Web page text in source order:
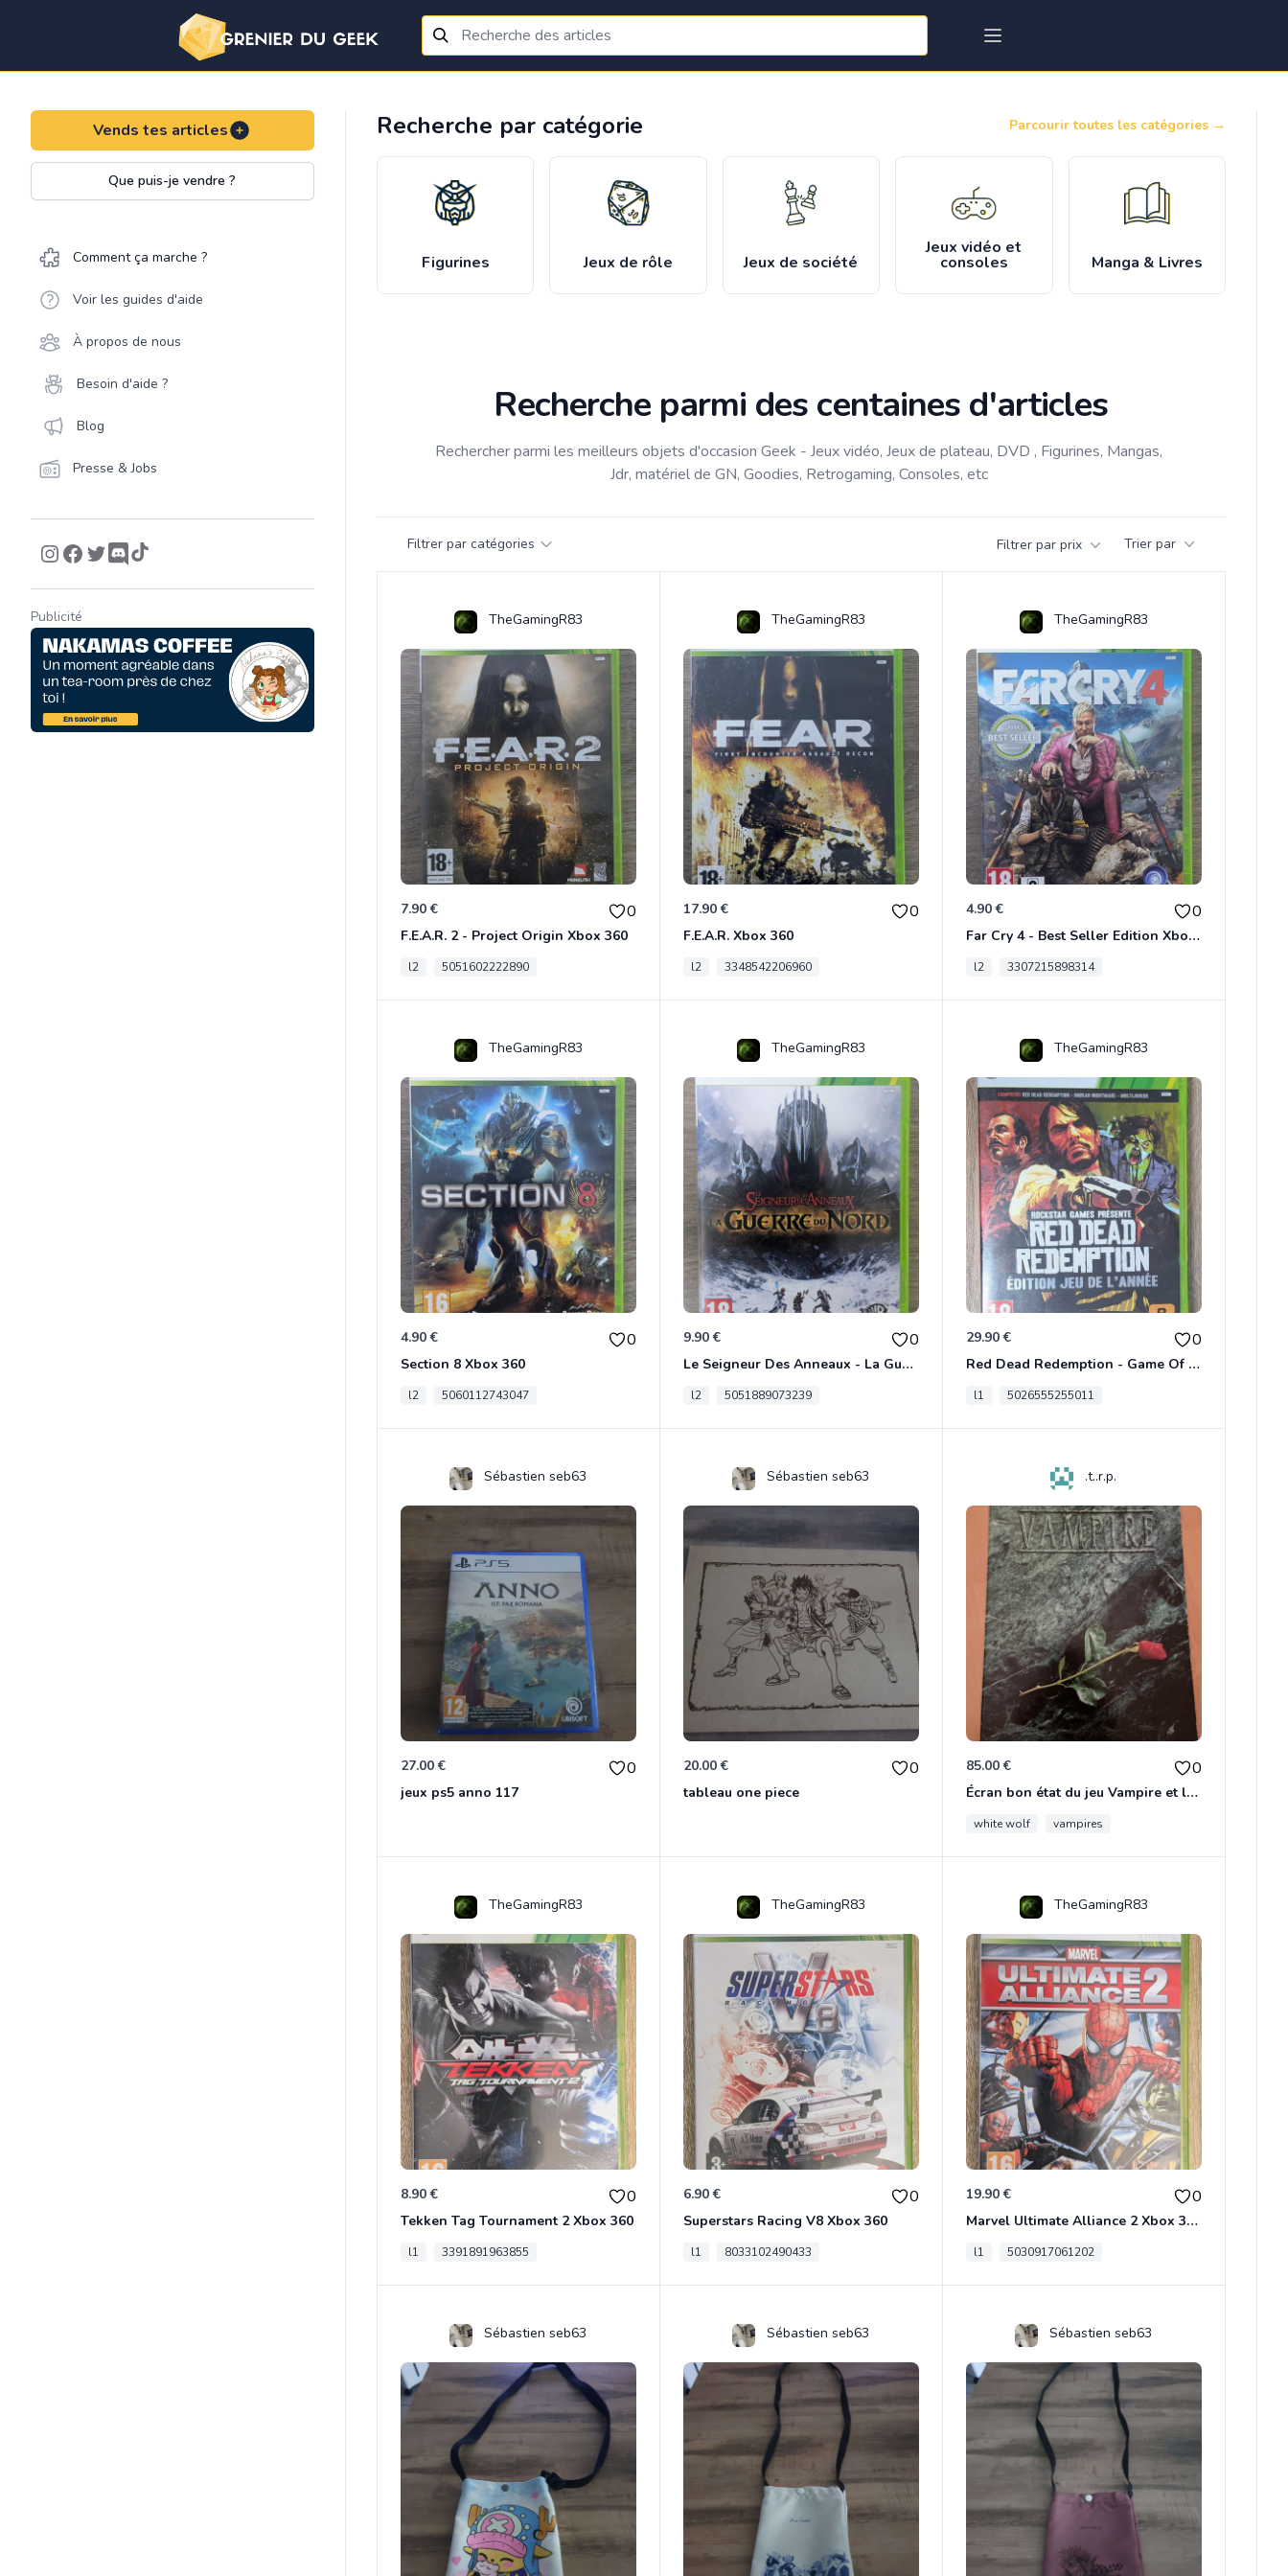
Vends tes articles
Que puis-je vendre ?
Comment ça marche ?
Voir les guides d'aide
À propos de nous
Besoin d'aide ?
Blog
Presse & Jobs
Publicité
Recherche par catégorie Parcourir toutes les catégories →
Figurines Jeux de rôle Jeux de société
Jeux vidéo et
consoles Manga & Livres
Recherche parmi des centaines d'articles
Rechercher parmi les meilleurs objets d'occasion Geek - Jeux vidéo, Jeux de plateau, DVD , Figurines, Mangas,
Jdr, matériel de GN, Goodies, Retrogaming, Consoles, etc
Filtrer par catégories Filtrer par prix Trier par
TheGamingR83
7.90 € 0
F.E.A.R. 2 - Project Origin Xbox 360
l2 5051602222890
TheGamingR83
17.90 € 0
F.E.A.R. Xbox 360
l2 3348542206960
TheGamingR83
4.90 € 0
Far Cry 4 - Best Seller Edition Xbox 360
l2 3307215898314
TheGamingR83
4.90 € 0
Section 8 Xbox 360
l2 5060112743047
TheGamingR83
9.90 € 0
Le Seigneur Des Anneaux - La Guerre Du Nord Xbox 360
l2 5051889073239
TheGamingR83
29.90 € 0
Red Dead Redemption - Game Of The Year Xbox 360
l1 5026555255011
Sébastien seb63
27.00 € 0
jeux ps5 anno 117
Sébastien seb63
20.00 € 0
tableau one piece
.t..r.p.
85.00 € 0
Écran bon état du jeu Vampire et livre de règles « la mascarade » état d’usage
white wolf vampires
TheGamingR83
8.90 € 0
Tekken Tag Tournament 2 Xbox 360
l1 3391891963855
TheGamingR83
6.90 € 0
Superstars Racing V8 Xbox 360
l1 8033102490433
TheGamingR83
19.90 € 0
Marvel Ultimate Alliance 2 Xbox 360
l1 5030917061202
Sébastien seb63 Sébastien seb63 Sébastien seb63